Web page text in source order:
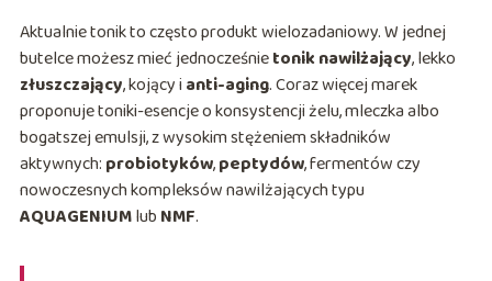
Aktualnie tonik to często produkt wielozadaniowy. W jednej
butelce możesz mieć jednocześnietonik nawilżający, lekko
złuszczający, kojący i anti-aging. Coraz więcej marek
proponuje toniki-esencje o konsystencji żelu, mleczka albo
bogatszej emulsji, z wysokim stężeniem składników
aktywnych: probiotyków,peptydów, fermentów czy
nowoczesnych kompleksów nawilżających typu
AQUAGENIUMlub NMF.